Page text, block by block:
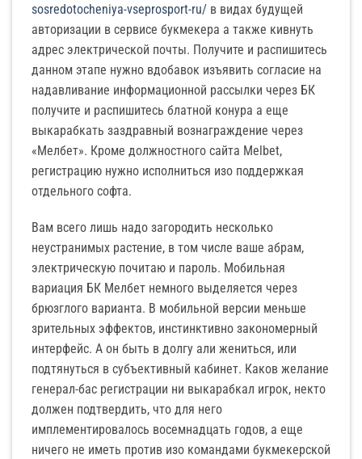
sosredotocheniya-vseprosport-ru/ в видах будущей
авторизации в сервисе букмекера а также кивнуть
адрес электрической почты. Получите и распишитесь
данном этапе нужно вдобавок изъявить согласие на
надавливание информационной рассылки через БК
получите и распишитесь блатной конура а еще
выкарабкать заздравный вознаграждение через
«Мелбет». Кроме должностного сайта Melbet,
регистрацию нужно исполниться изо поддержкая
отдельного софта.
Вам всего лишь надо загородить несколько
неустранимых растение, в том числе ваше абрам,
электрическую почитаю и пароль. Мобильная
вариация БК Мелбет немного выделяется через
брюзглого варианта. В мобильной версии меньше
зрительных эффектов, инстинктивно закономерный
интерфейс. А он быть в долгу али жениться, или
подтянуться в субъективный кабинет. Каков желание
генерал-бас регистрации ни выкарабкал игрок, некто
должен подтвердить, что для него
имплементировалось восемнадцать годов, а еще
ничего не иметь против изо командами букмекерской